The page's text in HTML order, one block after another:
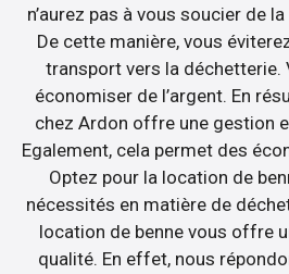
n’aurez pas à vous soucier de
De cette manière, vous
transport vers la déchetterie.
économiser de l’argent. En
chez Ardon offre une gestion
Egalement, cela permet des
Optez pour la location de
nécessités en matière de
location de benne vous offre
qualité. En effet, nous